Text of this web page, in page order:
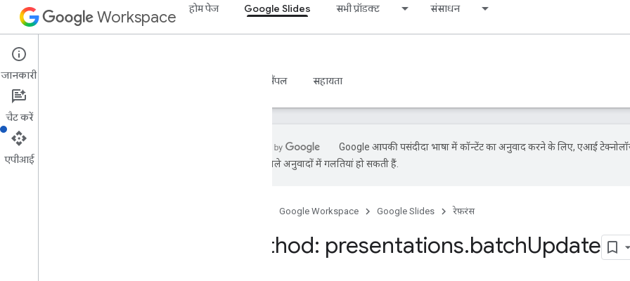
Workspace होम पेज Google Slides सभी प्रॉडक्ट संसाधन
Google Slides
खास जानकारी सैंपल सहायता
Google आपकी पसंदीदा भाषा में कॉन्टेंट का अनुवाद करने के लिए, एआई
एआई से मिले अनुवादों में गलतियां हो सकती हैं.
Google Workspace Google Slides रेफ़रंस
Method: presentations.batchUpdate
जानकारी
चैट करें
एपीआई